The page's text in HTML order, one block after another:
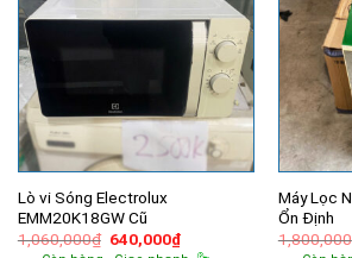
Lò vi Sóng Electrolux
EMM20K18GW Cũ
1,060,000₫ Giá
gốc
640,000₫Giá
hiện
Máy Lọc
Ổn Định
1,800,000